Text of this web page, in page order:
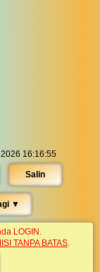
16:16:55
Salin
▼︎
LOGIN.
TANPA BATAS.